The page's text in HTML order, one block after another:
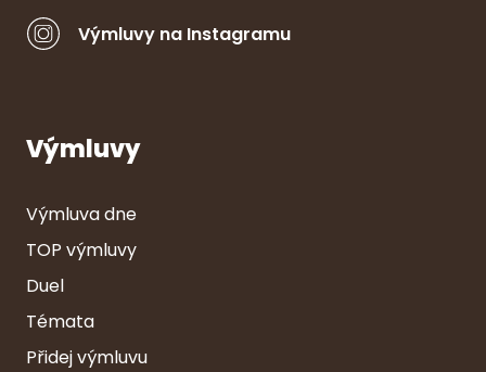
Výmluvy na Instagramu
Výmluvy
Výmluva dne
TOP výmluvy
Duel
Témata
Přidej výmluvu